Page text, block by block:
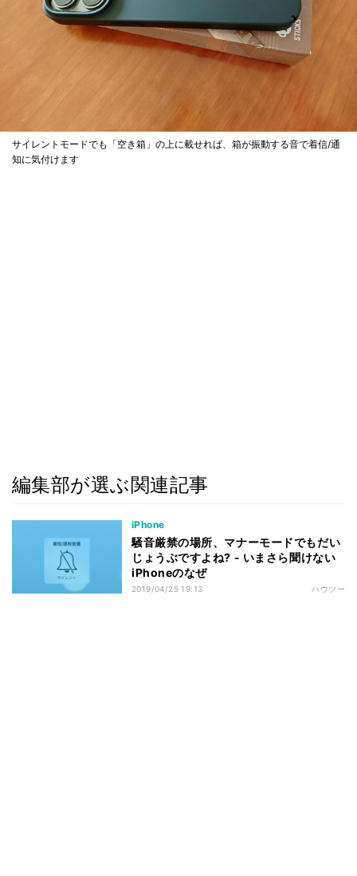
サイレントモードでも「空き箱」の上に載せれば、箱が振動する音で着信/通
知に気付けます
編集部が選ぶ関連記事
iPhone
騒音厳禁の場所、マナーモードでもだい
じょうぶですよね? - いまさら聞けない
iPhoneのなぜ
2019/04/25 19:13 ハウツー